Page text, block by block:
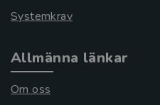
Systemkrav
Allmänna länkar
Om oss